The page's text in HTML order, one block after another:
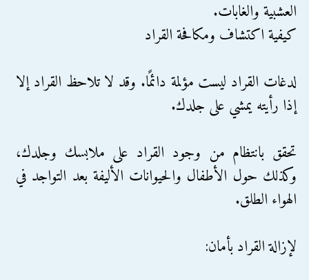
العشبية والغابات.
كيفية اكتشاف ومكافحة القراد
لدغات القراد ليست مؤلمة دائمًا. وقد لا تلاحظ القراد إلا
إذا رأيته يمشي على جلدك.
تحقق بانتظام من وجود القراد على ملابسك وجلدك،
وكذلك حول الأطفال والحيوانات الأليفة بعد التواجد في
الهواء الطلق.
لإزالة القراد بأمان: